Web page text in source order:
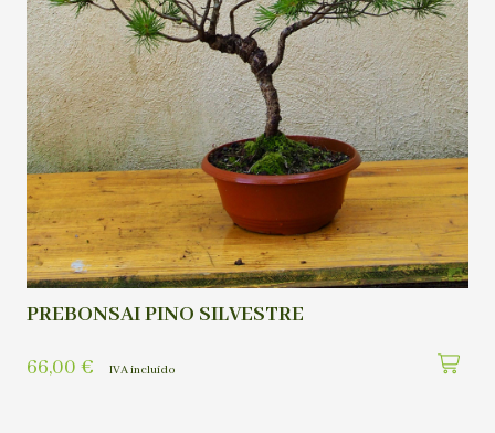
PREBONSAI PINO SILVESTRE
66,00 € IVA incluído